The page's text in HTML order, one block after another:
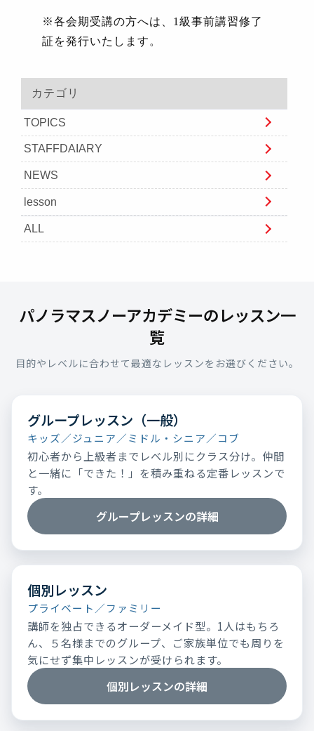
※各会期受講の方へは、 1級事前講習修了
証を発行いたします。
カテゴリ
TOPICS
STAFFDAIARY
NEWS
lesson
ALL
パノラマスノーアカデミーのレッスン一
覧
目的やレベルに合わせて最適なレッスンをお選びください。
グループレッスン（一般）
キッズ／ジュニア／ミドル・シニア／コブ
初心者から上級者までレベル別にクラス分け。仲間
と一緒に「できた！」を積み重ねる定番レッスンで
す。
グループレッスンの詳細
個別レッスン
プライベート／ファミリー
講師を独占できるオーダーメイド型。1人はもちろ
ん、５名様までのグループ、ご家族単位でも周りを
気にせず集中レッスンが受けられます。
個別レッスンの詳細